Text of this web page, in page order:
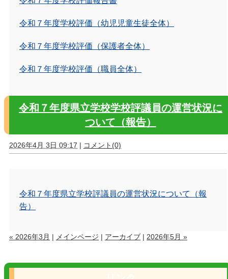
令和７年度学校評価（幼児児童生徒全体）
令和７年度学校評価（保護者全体）
令和７年度学校評価（職員全体）
令和７年度県立学校学校評議員の運営状況に
ついて（報告）
2026年4月 3日 09:17 | コメント(0)
令和７年度県立学校評議員の運営状況について（報
告）
« 2026年3月 | メインページ | アーカイブ | 2026年5月 »